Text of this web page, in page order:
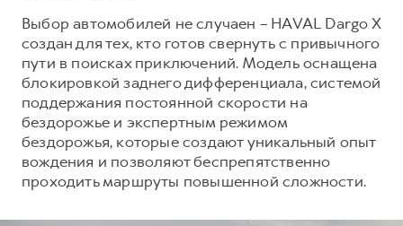
от 3 449 000 ₽
Корпоративным клиентам
Крупным корпоративным клиентам
Система управления автопарком
Сервис для корпоративных клиентов
HAVAL Лизинг
АКСЕССУАРЫ HAVAL
Автомобильные аксессуары
Программа «HAVAL Защита+»
Руководства по эксплуатации
Подписки
АКСЕССУАРЫ HAVAL
Автомобильные аксессуары
Коллекция CITY
Коллекция Базовая
Выбор автомобилей не случаен – HAVAL Dargo X
создан для тех, кто готов свернуть с привычного
пути в поисках приключений. Модель оснащена
блокировкой заднего дифференциала, системой
поддержания постоянной скорости на
бездорожье и экспертным режимом
бездорожья, которые создают уникальный опыт
вождения и позволяют беспрепятственно
проходить маршруты повышенной сложности.